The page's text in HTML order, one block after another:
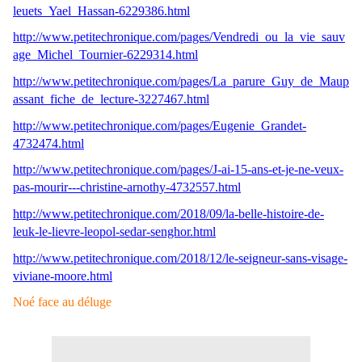
leuets_Yael_Hassan-6229386.html
http://www.petitechronique.com/pages/Vendredi_ou_la_vie_sauv
age_Michel_Tournier-6229314.html
http://www.petitechronique.com/pages/La_parure_Guy_de_Maup
assant_fiche_de_lecture-3227467.html
http://www.petitechronique.com/pages/Eugenie_Grandet-
4732474.html
http://www.petitechronique.com/pages/J-ai-15-ans-et-je-ne-veux-
pas-mourir---christine-arnothy-4732557.html
http://www.petitechronique.com/2018/09/la-belle-histoire-de-
leuk-le-lievre-leopol-sedar-senghor.html
http://www.petitechronique.com/2018/12/le-seigneur-sans-visage-
viviane-moore.html
Noé face au déluge